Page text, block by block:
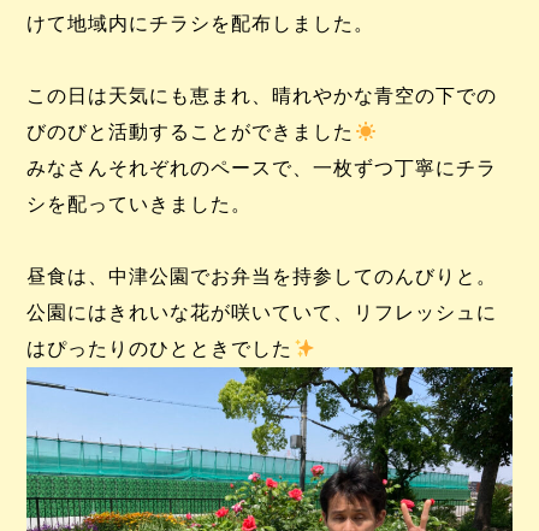
けて地域内にチラシを配布しました。
この日は天気にも恵まれ、晴れやかな青空の下での
びのびと活動することができました
みなさんそれぞれのペースで、一枚ずつ丁寧にチラ
シを配っていきました。
昼食は、中津公園でお弁当を持参してのんびりと。
公園にはきれいな花が咲いていて、リフレッシュに
はぴったりのひとときでした